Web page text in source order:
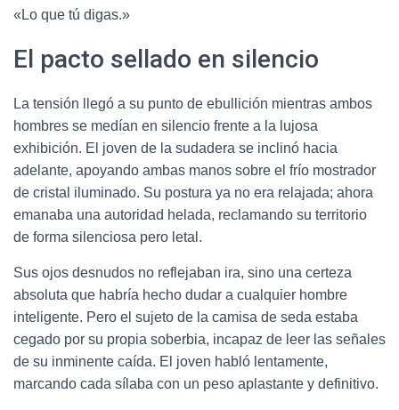
«Lo que tú digas.»
El pacto sellado en silencio
La tensión llegó a su punto de ebullición mientras ambos
hombres se medían en silencio frente a la lujosa
exhibición. El joven de la sudadera se inclinó hacia
adelante, apoyando ambas manos sobre el frío mostrador
de cristal iluminado. Su postura ya no era relajada; ahora
emanaba una autoridad helada, reclamando su territorio
de forma silenciosa pero letal.
Sus ojos desnudos no reflejaban ira, sino una certeza
absoluta que habría hecho dudar a cualquier hombre
inteligente. Pero el sujeto de la camisa de seda estaba
cegado por su propia soberbia, incapaz de leer las señales
de su inminente caída. El joven habló lentamente,
marcando cada sílaba con un peso aplastante y definitivo.